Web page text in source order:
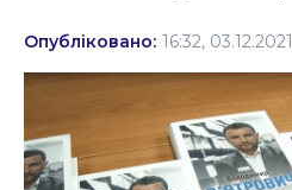
Політика
Спорт
Опубліковано: 16:32, 03.12.2021